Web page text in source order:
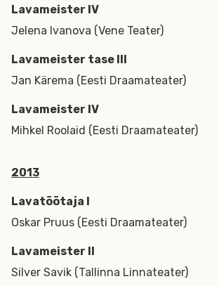
Lavameister IV
Jelena Ivanova (Vene Teater)
Lavameister tase III
Jan Kärema (Eesti Draamateater)
Lavameister IV
Mihkel Roolaid (Eesti Draamateater)
2013
Lavatöötaja I
Oskar Pruus (Eesti Draamateater)
Lavameister II
Silver Savik (Tallinna Linnateater)